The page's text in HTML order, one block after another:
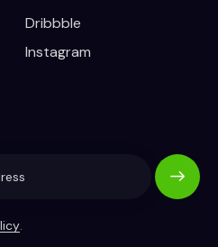
Dribbble
Instagram
Subscrib
.